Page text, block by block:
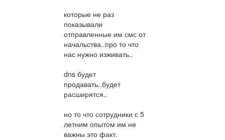
которые не раз
показывали
отправленные им смс от
начальства..про то что
нас нужно изживать..
dns будет
продавать..будет
расширятся..
но то что сотрудники с 5
летним опытом им не
важны это факт.